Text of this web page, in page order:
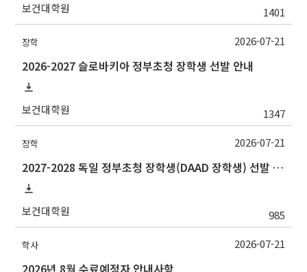
보건대학원 1401
장학
2026-2027 슬로바키아 정부초청 장학생 선발 안내
보건대학원 1347
2026-07-21
장학
2027-2028 독일 정부초청 장학생(DAAD 장학생) 선발 안내
보건대학원 985
2026-07-21
학사
2026년 8월 수료예정자 안내사항
2026-07-21